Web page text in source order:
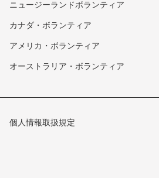
ニュージーランドボランティア
カナダ・ボランティア
アメリカ・ボランティア
オーストラリア・ボランティア
個人情報取扱規定